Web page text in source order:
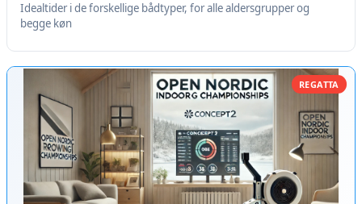
Idealtider i de forskellige bådtyper, for alle aldersgrupper og
begge køn
REGATTA